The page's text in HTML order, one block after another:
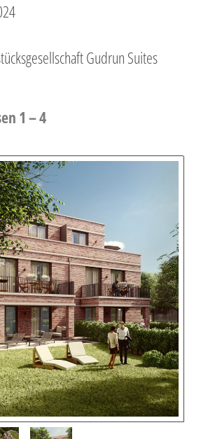
Gudrun Suites
1 – 4